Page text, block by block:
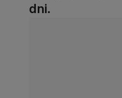
dni.